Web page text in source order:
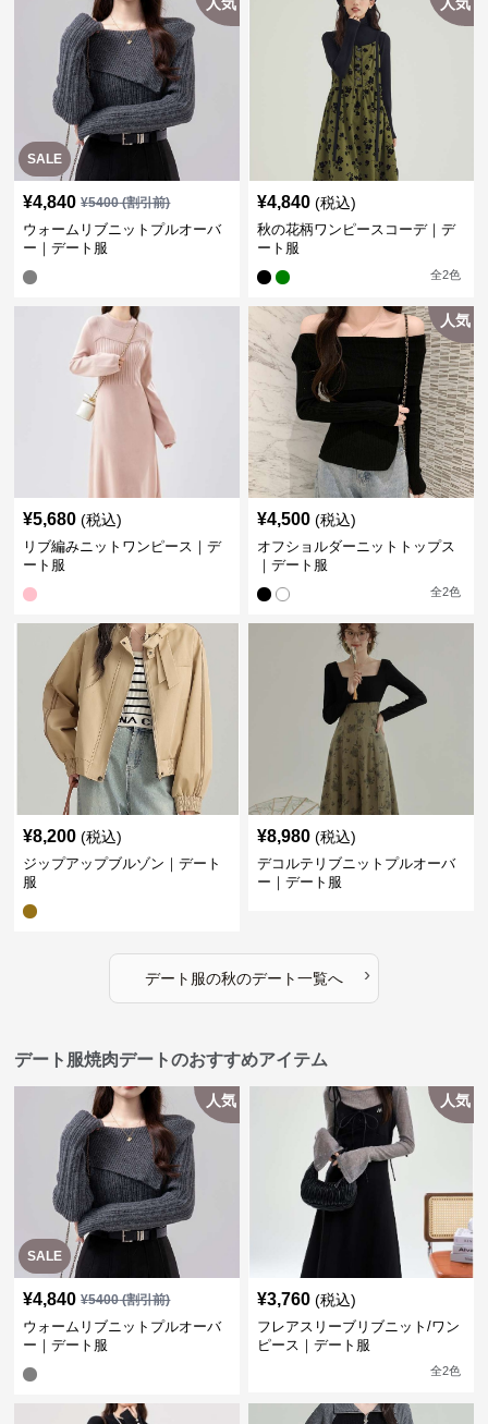
SALE
¥4,840 ¥5400(割引前)
ウォームリブニットプルオーバ
ー｜デート服
¥4,840 (税込)
秋の花柄ワンピースコーデ｜デ
ート服
全2色
¥5,680 (税込)
リブ編みニットワンピース｜デ
ート服
人気
¥4,500 (税込)
オフショルダーニットトップス
｜デート服
全2色
¥8,200 (税込)
ジップアップブルゾン｜デート
服
¥8,980 (税込)
デコルテリブニットプルオーバ
ー｜デート服
デート服の秋のデート一覧へ ›
デート服焼肉デートのおすすめアイテム
SALE
人気
¥4,840 ¥5400(割引前)
ウォームリブニットプルオーバ
ー｜デート服
人気
¥3,760 (税込)
フレアスリーブリブニット/ワン
ピース｜デート服
全2色